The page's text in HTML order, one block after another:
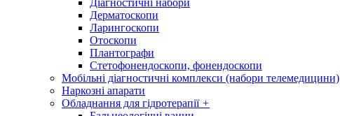
Діагностичні набори
Дерматоскопи
Ларингоскопи
Отоскопи
Плантографи
Стетофонендоскопи, фонендоскопи
Мобільні діагностичні комплекси (набори телемедицини)
Наркозні апарати
Обладнання для гідротерапії +